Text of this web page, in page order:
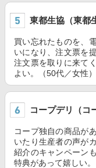
東都生協（東都
買い忘れたものを、
いになり、注文票を
注文票を取りに来て
よい。（50代／女性）
コープデリ（コ
コープ独自の商品が
いたり生産者の声が
紹介のキャンペーン
特典があって嬉しい。